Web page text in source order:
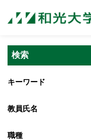
検索
キーワード
教員氏名
職種